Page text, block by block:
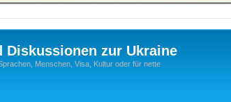
Diskussionen zur Ukraine
Menschen, Visa, Kultur oder für nette